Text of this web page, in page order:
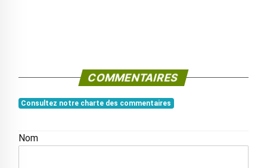
COMMENTAIRES
Consultez notre charte des commentaires
Nom